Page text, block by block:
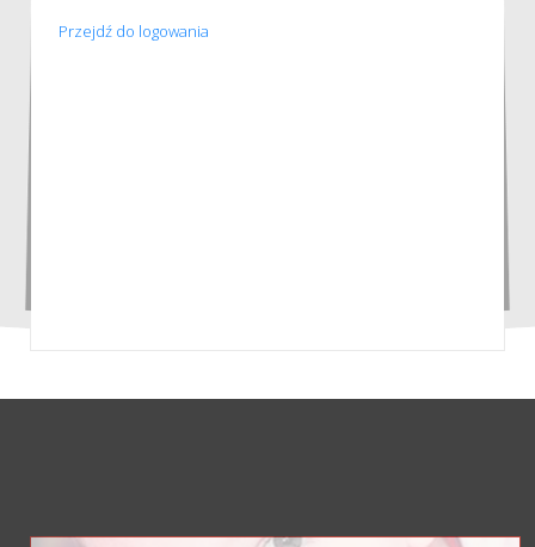
Przejdź do logowania